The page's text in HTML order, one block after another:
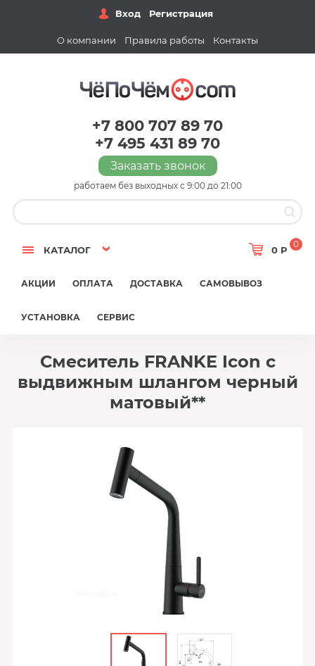
Вход Регистрация
О компании Правила работы Контакты
+7 800 707 89 70
+7 495 431 89 70
Заказать звонок
работаем без выходных с 9:00 до 21:00
КАТАЛОГ 0 Р
0
АКЦИИ ОПЛАТА ДОСТАВКА САМОВЫВОЗ
УСТАНОВКА СЕРВИС
Смеситель FRANKE Icon с
выдвижным шлангом черный
матовый**